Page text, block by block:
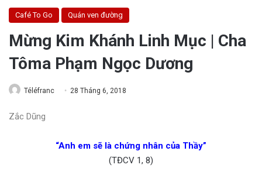
Café To Go Quán ven đường
Mừng Kim Khánh Linh Mục | Cha
Tôma Phạm Ngọc Dương
Téléfranc 28 Tháng 6, 2018
Zắc Dũng
“Anh em sẽ là chứng nhân của Thầy”
(TĐCV 1, 8)